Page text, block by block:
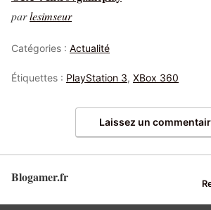
parlesimseur
Catégories : Actualité
Étiquettes : PlayStation 3, XBox 360
Laissez un
Blogamer.fr